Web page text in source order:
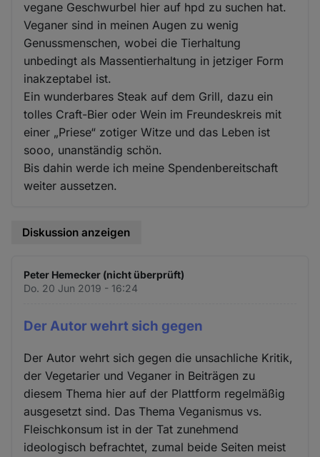
vegane Geschwurbel hier auf hpd zu suchen hat.
Veganer sind in meinen Augen zu wenig
Genussmenschen, wobei die Tierhaltung
unbedingt als Massentierhaltung in jetziger Form
inakzeptabel ist.
Ein wunderbares Steak auf dem Grill, dazu ein
tolles Craft-Bier oder Wein im Freundeskreis mit
einer „Priese“ zotiger Witze und das Leben ist
sooo, unanständig schön.
Bis dahin werde ich meine Spendenbereitschaft
weiter aussetzen.
Diskussion anzeigen
Peter Hemecker (nicht überprüft)
Do. 20 Jun 2019 - 16:24
Der Autor wehrt sich gegen
Der Autor wehrt sich gegen die unsachliche Kritik,
der Vegetarier und Veganer in Beiträgen zu
diesem Thema hier auf der Plattform regelmäßig
ausgesetzt sind. Das Thema Veganismus vs.
Fleischkonsum ist in der Tat zunehmend
ideologisch befrachtet, zumal beide Seiten meist